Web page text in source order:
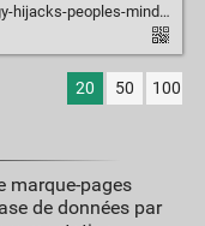
s-design-ethicist-56d62ef5edf3#.asevlp1i1
20 50 100
marque-pages
de données par